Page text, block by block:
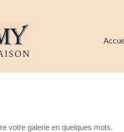
votre galerie en quelques mots.